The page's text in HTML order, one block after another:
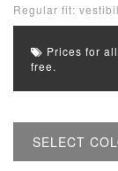
Regular fit:
Prices for
free.
SELECT